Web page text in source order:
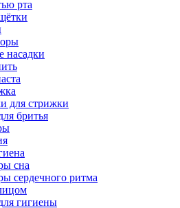
рта
насадки
для стрижки
бритья
сна
сердечного ритма
гигиены